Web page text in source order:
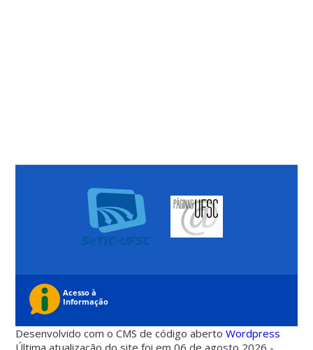
Desenvolvido com o CMS de código abertoWordpress